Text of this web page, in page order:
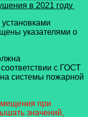
в 2021 году
указателями о
с ГОСТ
системы пожарной
при
значений,